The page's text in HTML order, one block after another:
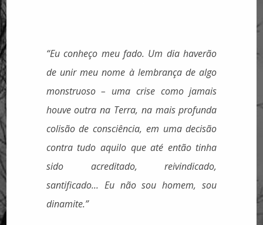
“Eu conheço meu fado. Um dia haverão
de unir meu nome à lembrança de algo
monstruoso – uma crise como jamais
houve outra na Terra, na mais profunda
colisão de consciência, em uma decisão
contra tudo aquilo que até então tinha
sido acreditado, reivindicado,
santificado... Eu não sou homem, sou
dinamite.”